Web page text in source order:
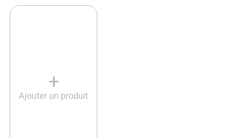
+
Ajouter un produit